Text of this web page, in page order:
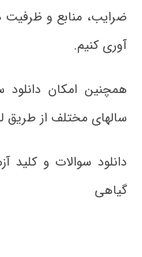
ضرایب، منابع و
آوری کنیم.
همچنین امکان
سالهای مختلف از طریق
دانلود سوالات و کلید
گیاهی